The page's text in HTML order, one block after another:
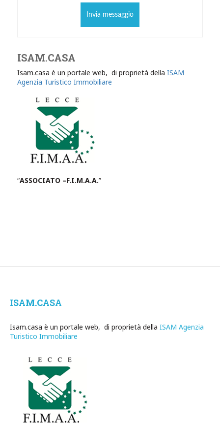
Invia messaggio
ISAM.CASA
Isam.casa è un portale web, di proprietà della ISAM
Agenzia Turistico Immobiliare
“ASSOCIATO –F.I.M.A.A.”
ISAM.CASA
Isam.casa è un portale web, di proprietà della ISAM Agenzia
Turistico Immobiliare